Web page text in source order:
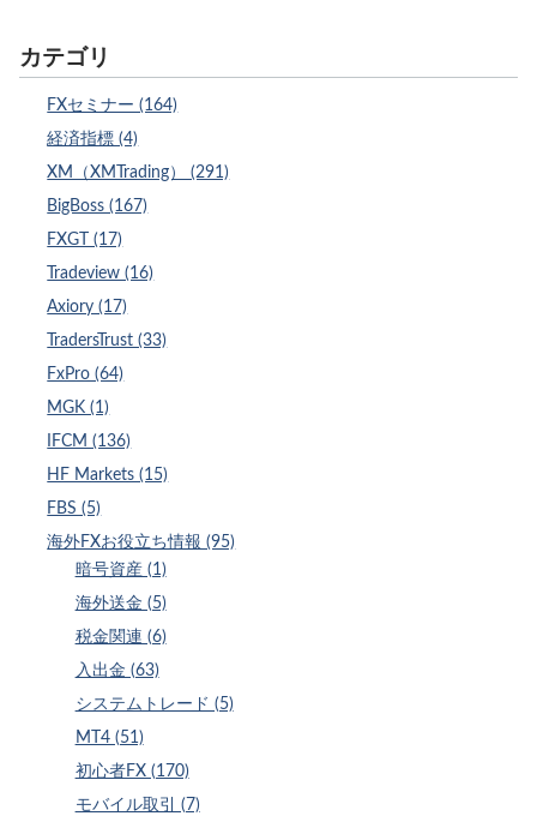
カテゴリ
FXセミナー (164)
経済指標 (4)
XM（XMTrading） (291)
BigBoss (167)
FXGT (17)
Tradeview (16)
Axiory (17)
TradersTrust (33)
FxPro (64)
MGK (1)
IFCM (136)
HF Markets (15)
FBS (5)
海外FXお役立ち情報 (95)
暗号資産 (1)
海外送金 (5)
税金関連 (6)
入出金 (63)
システムトレード (5)
MT4 (51)
初心者FX (170)
モバイル取引 (7)